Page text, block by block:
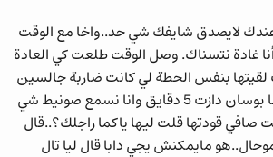
عندك لايصدق شايفك شي حد..واخا مع الوقت
غادة نتسناك. وصل الوقت طلعت كي العادة
بنفس الحطة لي كانت ضاربة جالسين
كنهضرو شوية قلبناها بوسان دازت 5 دقايق وانا نسمع صونيط شي
صافي قودتها قلت ليها ياكما راجلك؟..قال
مايمكنش يجي دابا قال ليا تال